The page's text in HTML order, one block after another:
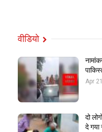
वीडियो
Apr
दो
दे